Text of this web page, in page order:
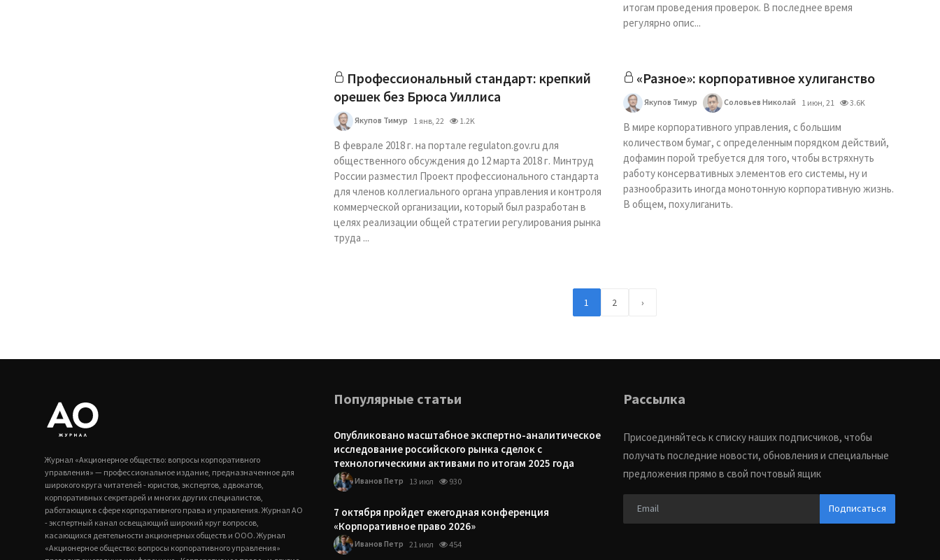
итогам проведения проверок. В последнее время
регулярно опис...
Профессиональный стандарт: крепкий
орешек без Брюса Уиллиса
Якупов Тимур 1 янв, 22 1.2K
В феврале 2018 г. на портале regulaton.gov.ru для
общественного обсуждения до 12 марта 2018 г. Минтруд
России разместил Проект профессионального стандарта
для членов коллегиального органа управления и контроля
коммерческой организации, который был разработан в
целях реализации общей стратегии регулирования рынка
труда ...
«Разное»: корпоративное хулиганство
Якупов Тимур Соловьев Николай 1 июн, 21 3.6K
В мире корпоративного управления, с большим
количеством бумаг, c определенным порядком действий,
дофамин порой требуется для того, чтобы встряхнуть
работу консервативных элементов его системы, ну и
разнообразить иногда монотонную корпоративную жизнь.
В общем, похулиганить.
1 2 ›
Журнал «Акционерное общество: вопросы корпоративного
управления» — профессиональное издание, предназначенное для
широкого круга читателей - юристов, экспертов, адвокатов,
корпоративных секретарей и многих других специалистов,
работающих в сфере корпоративного права и управления. Журнал АО
- экспертный канал освещающий широкий круг вопросов,
касающихся деятельности акционерных обществ и ООО. Журнал
«Акционерное общество: вопросы корпоративного управления»
Популярные статьи
Опубликовано масштабное экспертно-аналитическое
исследование российского рынка сделок с
технологическими активами по итогам 2025 года
Иванов Петр 13 июл 930
7 октября пройдет ежегодная конференция
«Корпоративное право 2026»
Иванов Петр 21 июл 454
Рассылка
Присоединяйтесь к списку наших подписчиков, чтобы
получать последние новости, обновления и специальные
предложения прямо в свой почтовый ящик
Подписаться